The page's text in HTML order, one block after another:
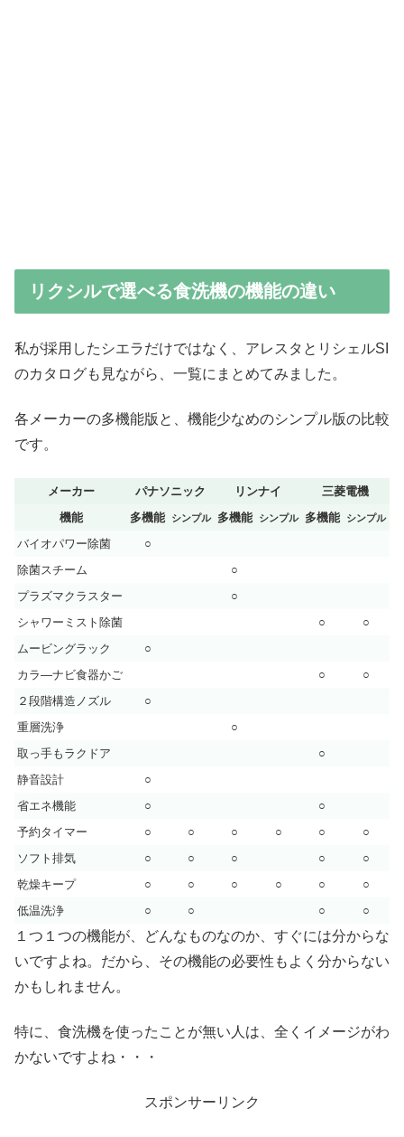
リクシルで選べる食洗機の機能の違い
私が採用したシエラだけではなく、アレスタとリシェルSI
のカタログも見ながら、一覧にまとめてみました。
各メーカーの多機能版と、機能少なめのシンプル版の比較
です。
メーカー パナソニック リンナイ
三菱電機
機能
多機能 シンプル 多機能 シンプル 多機能 シンプル
バイオパワー除菌
○
除菌スチーム
○
プラズマクラスター
○
シャワーミスト除菌
○
○
ムービングラック
○
カラ―ナビ食器かご
○
○
２段階構造ノズル
○
重層洗浄
○
取っ手もラクドア
○
静音設計
○
省エネ機能
○
○
予約タイマー
○ ○ ○ ○ ○
○
ソフト排気
○ ○ ○ ○
○
乾燥キープ
○ ○ ○ ○ ○
○
低温洗浄
○ ○ ○ ○
１つ１つの機能が、どんなものなのか、すぐには分からな
いですよね。だから、その機能の必要性もよく分からない
かもしれません。
特に、食洗機を使ったことが無い人は、全くイメージがわ
かないですよね・・・
スポンサーリンク